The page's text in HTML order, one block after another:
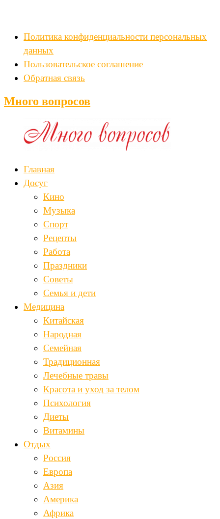
Политика конфиденциальности персональных
данных
Пользовательское соглашение
Обратная связь
Много вопросов
Главная
Досуг
Кино
Музыка
Спорт
Рецепты
Работа
Праздники
Советы
Семья и дети
Медицина
Китайская
Народная
Семейная
Традиционная
Лечебные травы
Красота и уход за телом
Психология
Диеты
Витамины
Отдых
Россия
Европа
Азия
Америка
Африка